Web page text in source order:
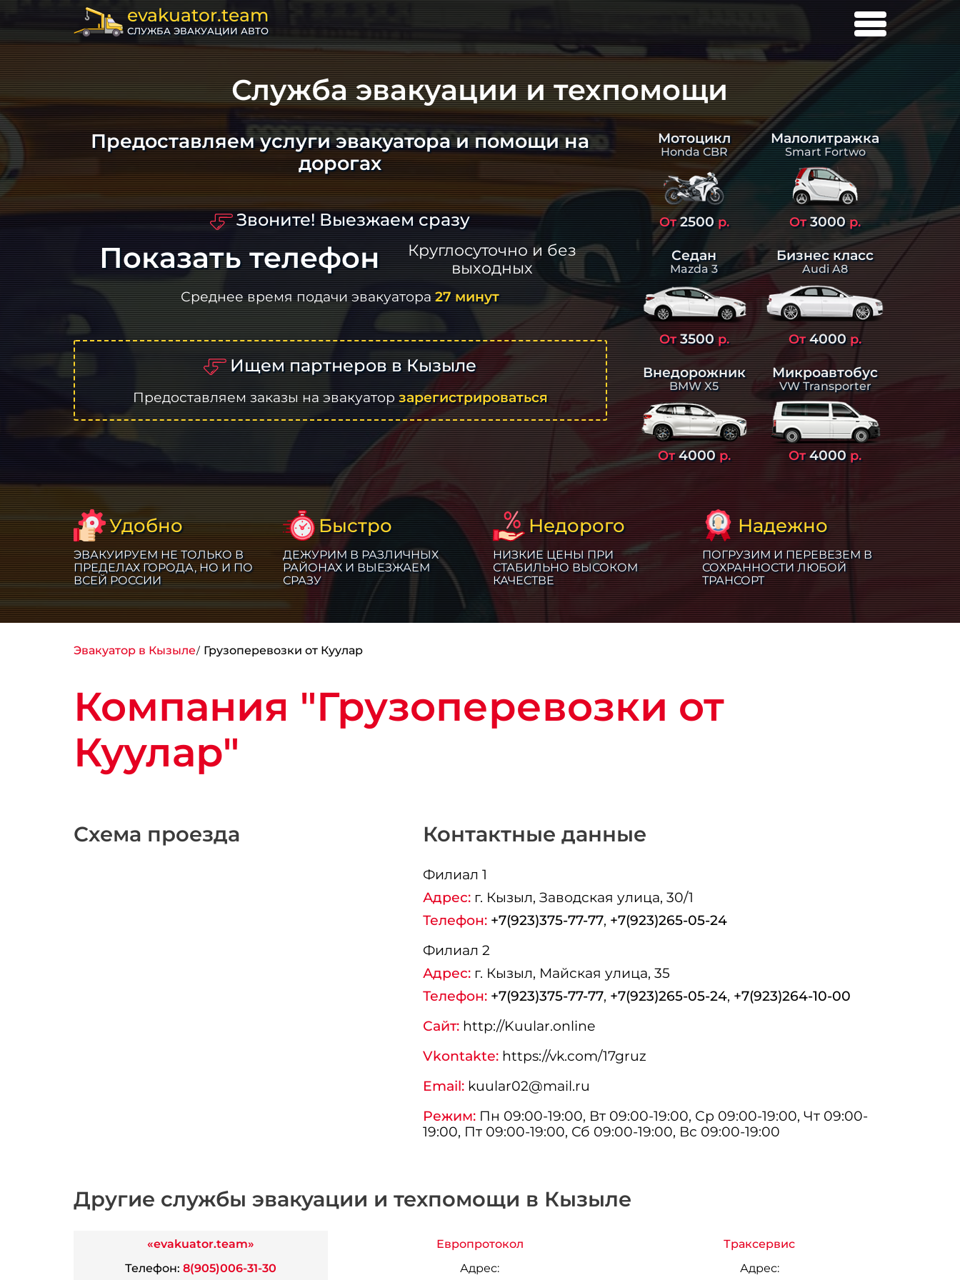
evakuator.team
СЛУЖБА ЭВАКУАЦИИ АВТО
Служба эвакуации и техпомощи
Предоставляем услуги эвакуатора и помощи на
дорогах
Звоните! Выезжаем сразу
Показать телефон
Круглосуточно и без
выходных
Среднее время подачи эвакуатора27 минут
Ищем партнеров в Кызыле
Предоставляем заказы на эвакуатор зарегистрироваться
Мотоцикл
Honda CBR
От2500 р.
Малолитражка
Smart Fortwo
От3000р.
Седан
Mazda 3
От3500р.
Бизнес класс
Audi A8
От4000р.
Внедорожник
BMW X5
От4000р.
Микроавтобус
VW Transporter
От4000р.
Удобно
ЭВАКУИРУЕМ НЕ ТОЛЬКО В
ПРЕДЕЛАХ ГОРОДА, НО И ПО
ВСЕЙ РОССИИ
Быстро
ДЕЖУРИМ В РАЗЛИЧНЫХ
РАЙОНАХ И ВЫЕЗЖАЕМ
СРАЗУ
Недорого
НИЗКИЕ ЦЕНЫ ПРИ
СТАБИЛЬНО ВЫСОКОМ
КАЧЕСТВЕ
Надежно
ПОГРУЗИМ И ПЕРЕВЕЗЕМ В
СОХРАННОСТИ ЛЮБОЙ
ТРАНСОРТ
Эвакуатор в Кызыле Грузоперевозки от Куулар
Компания "Грузоперевозки от
Куулар"
Схема проезда Контактные данные
Филиал 1
Адрес:г. Кызыл, Заводская улица, 30/1
Телефон: +7(923)375-77-77, +7(923)265-05-24
Филиал 2
Адрес:г. Кызыл, Майская улица, 35
Телефон: +7(923)375-77-77, +7(923)265-05-24, +7(923)264-10-00
Сайт:http://Kuular.online
Vkontakte:https://vk.com/17gruz
Email:kuular02@mail.ru
Режим:Пн 09:00-19:00, Вт 09:00-19:00, Ср 09:00-19:00, Чт 09:00-
19:00, Пт 09:00-19:00, Сб 09:00-19:00, Вс 09:00-19:00
Другие службы эвакуации и техпомощи в Кызыле
«evakuator.team»
Телефон: 8(905)006-31-30
Европротокол
Адрес:
Траксервис
Адрес: